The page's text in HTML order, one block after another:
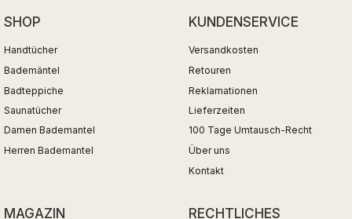
SHOP
Handtücher
Bademäntel
Badteppiche
Saunatücher
Damen Bademantel
Herren Bademantel
KUNDENSERVICE
Versandkosten
Retouren
Reklamationen
Lieferzeiten
100 Tage Umtausch-Recht
Über uns
Kontakt
MAGAZIN RECHTLICHES